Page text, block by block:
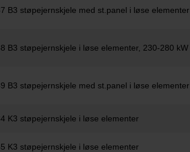
B3 støpejernskjele med st.panel i løse elementer
B3 støpejernskjele i løse elementer, 230-280 kW
B3 støpejernskjele med st.panel i løse elementer
K3 støpejernskjele i løse elementer
K3 støpejernskjele i løse elementer